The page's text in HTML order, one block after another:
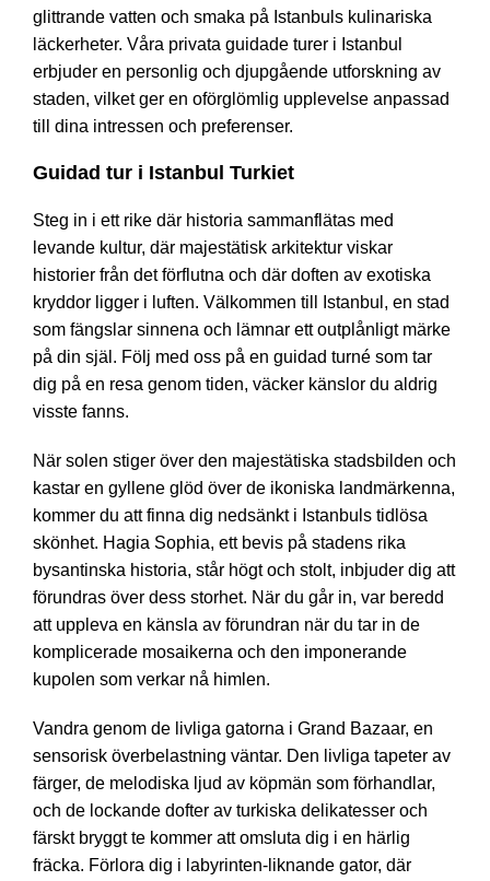
glittrande vatten och smaka på Istanbuls kulinariska
läckerheter. Våra privata guidade turer i Istanbul
erbjuder en personlig och djupgående utforskning av
staden, vilket ger en oförglömlig upplevelse anpassad
till dina intressen och preferenser.
Guidad tur i Istanbul Turkiet
Steg in i ett rike där historia sammanflätas med
levande kultur, där majestätisk arkitektur viskar
historier från det förflutna och där doften av exotiska
kryddor ligger i luften. Välkommen till Istanbul, en stad
som fängslar sinnena och lämnar ett outplånligt märke
på din själ. Följ med oss på en guidad turné som tar
dig på en resa genom tiden, väcker känslor du aldrig
visste fanns.
När solen stiger över den majestätiska stadsbilden och
kastar en gyllene glöd över de ikoniska landmärkenna,
kommer du att finna dig nedsänkt i Istanbuls tidlösa
skönhet. Hagia Sophia, ett bevis på stadens rika
bysantinska historia, står högt och stolt, inbjuder dig att
förundras över dess storhet. När du går in, var beredd
att uppleva en känsla av förundran när du tar in de
komplicerade mosaikerna och den imponerande
kupolen som verkar nå himlen.
Vandra genom de livliga gatorna i Grand Bazaar, en
sensorisk överbelastning väntar. Den livliga tapeter av
färger, de melodiska ljud av köpmän som förhandlar,
och de lockande dofter av turkiska delikatesser och
färskt bryggt te kommer att omsluta dig i en härlig
fräcka. Förlora dig i labyrinten-liknande gator, där